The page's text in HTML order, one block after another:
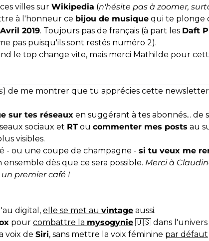
villes sur Wikipedia (n'hésite pas à zoomer,
à l'honneur ce bijou de musique qui te plonge
Avril 2019. Toujours pas de français (à part les Daft
pas puisqu'ils sont restés numéro 2).
le top change vite, mais merci Mathilde pour
) de me montrer que tu apprécies cette
sur tes réseaux en suggérant à tes abonnés... de
sociaux et RT ou commenter mes posts au
visibles.
- ou une coupe de champagne - si tu veux me
dès que ce sera possible. Merci à
premier café !
digital, elle se met au vintage aussi.
pour combattre la mysogynie 🇺🇸 dans l'univers
voix de Siri, sans mettre la voix féminine par défaut